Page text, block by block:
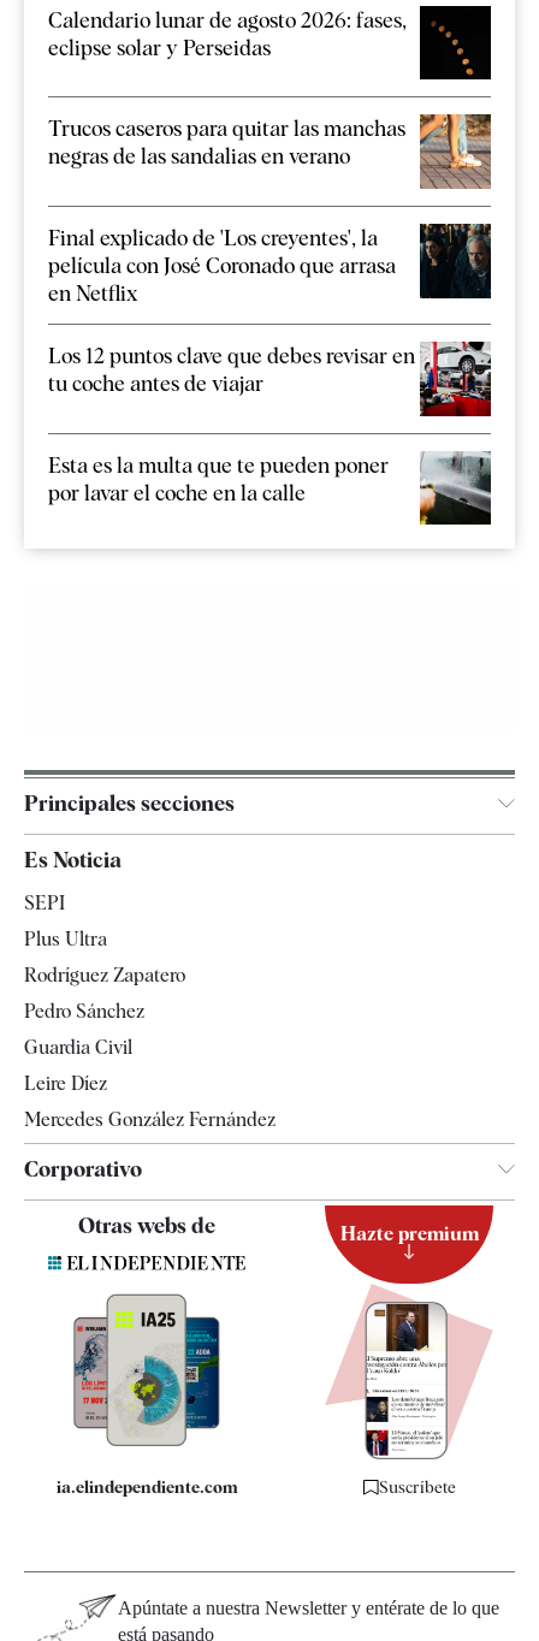
Calendario lunar de agosto 2026: fases,
eclipse solar y Perseidas
Trucos caseros para quitar las manchas
negras de las sandalias en verano
Final explicado de 'Los creyentes', la
película con José Coronado que arrasa
en Netflix
Los 12 puntos clave que debes revisar en
tu coche antes de viajar
Esta es la multa que te pueden poner
por lavar el coche en la calle
Principales secciones
España
Televisión
Es Noticia
SEPI
Plus Ultra
Rodríguez Zapatero
Pedro Sánchez
Guardia Civil
Leire Díez
Mercedes González Fernández
Corporativo
Contacto
Quiénes somos
Especificaciones
Otras webs de
ia.elindependiente.com
Hazte premium
Suscríbete
Apúntate a nuestra Newsletter y entérate de lo que
está pasando